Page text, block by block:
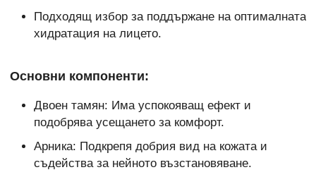
Подходящ избор за поддържане на оптималната
хидратация на лицето.
Основни компоненти:
Двоен тамян: Има успокояващ ефект и
подобрява усещането за комфорт.
Арника: Подкрепя добрия вид на кожата и
съдейства за нейното възстановяване.